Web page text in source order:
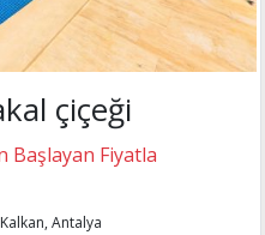
çiçeği
Başlayan Fiyatla
Antalya